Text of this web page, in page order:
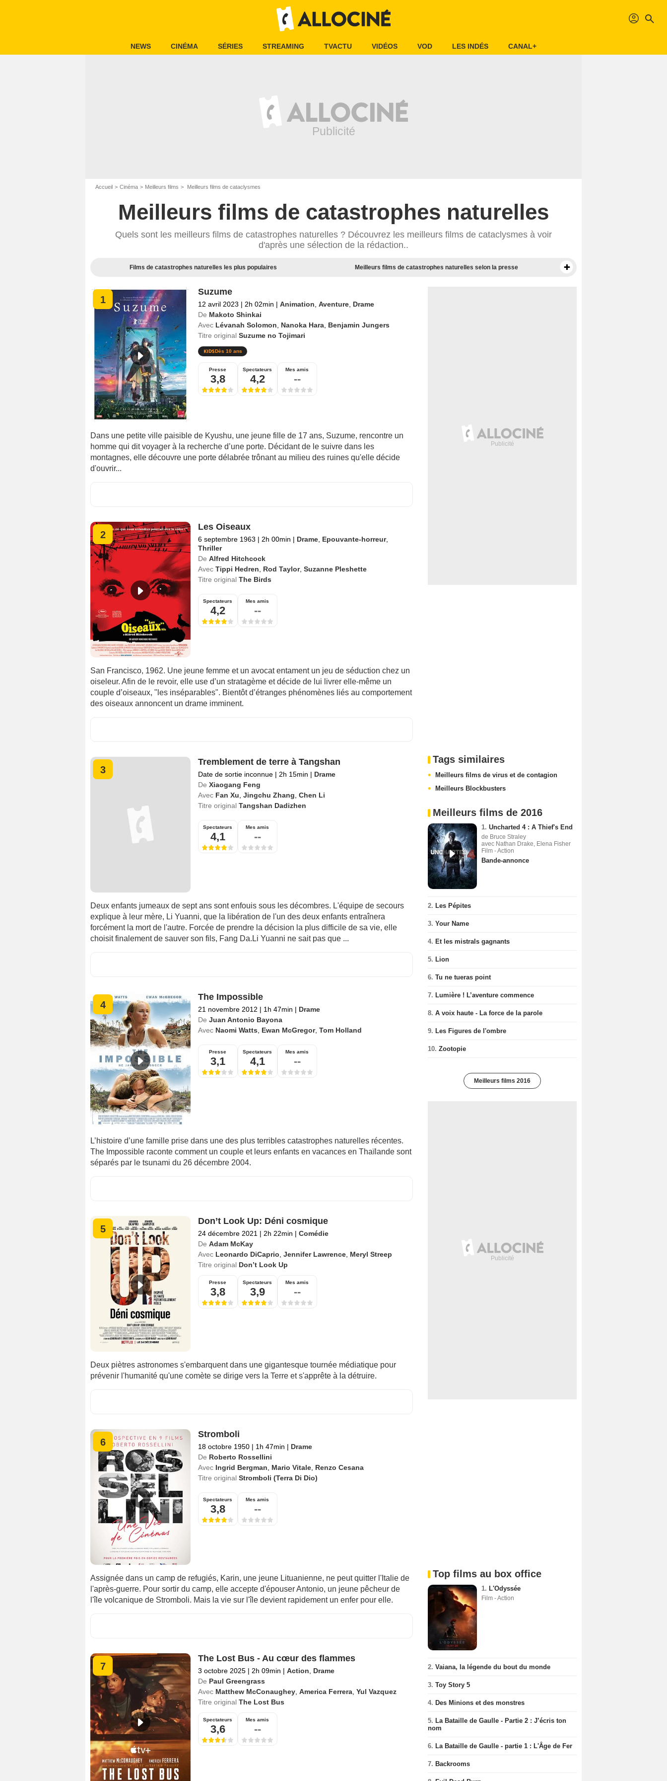
profil search
NEWS CINÉMA SÉRIES STREAMING TVACTU VIDÉOS VOD LES INDÉS CANAL+
Accueil Cinéma Meilleurs films Meilleurs films de cataclysmes
Meilleurs films de catastrophes naturelles
Quels sont les meilleurs films de catastrophes naturelles ? Découvrez les meilleurs films de cataclysmes à voir
d'après une sélection de la rédaction..
Films de catastrophes naturelles les plus populaires Meilleurs films de catastrophes naturelles selon la presse
1
Suzume
12 avril 2023 | 2h 02min | Animation Aventure, Drame
De Makoto Shinkai
Avec Lévanah Solomon Nanoka Hara, Benjamin Jungers
Titre original Suzume no Tojimari
Dès 10 ans
Presse
3,8
Spectateurs
4,2
Mes amis
--
Dans une petite ville paisible de Kyushu, une jeune fille de 17 ans, Suzume, rencontre un
homme qui dit voyager à la recherche d’une porte. Décidant de le suivre dans les
montagnes, elle découvre une porte délabrée trônant au milieu des ruines qu'elle décide
d'ouvrir...
2
Les Oiseaux
6 septembre 1963 | 2h 00min | Drame, Epouvante-horreur,
Thriller
De Alfred Hitchcock
Avec Tippi Hedren Rod Taylor, Suzanne Pleshette
Titre original The Birds
Spectateurs
4,2
Mes amis
--
San Francisco, 1962. Une jeune femme et un avocat entament un jeu de séduction chez un
oiseleur. Afin de le revoir, elle use d’un stratagème et décide de lui livrer elle-même un
couple d’oiseaux, "les inséparables". Bientôt d’étranges phénomènes liés au comportement
des oiseaux annoncent un drame imminent.
3
Tremblement de terre à Tangshan
Date de sortie inconnue | 2h 15min | Drame
De Xiaogang Feng
Avec Fan Xu Jingchu Zhang Chen Li
Titre original Tangshan Dadizhen
Spectateurs
4,1
Mes amis
--
Deux enfants jumeaux de sept ans sont enfouis sous les décombres. L'équipe de secours
explique à leur mère, Li Yuanni, que la libération de l'un des deux enfants entraînera
forcément la mort de l'autre. Forcée de prendre la décision la plus difficile de sa vie, elle
choisit finalement de sauver son fils, Fang Da.Li Yuanni ne sait pas que ...
4
The Impossible
21 novembre 2012 | 1h 47min | Drame
De Juan Antonio Bayona
Avec Naomi Watts, Ewan McGregor, Tom Holland
Presse
3,1
Spectateurs
4,1
Mes amis
--
L’histoire d’une famille prise dans une des plus terribles catastrophes naturelles récentes.
The Impossible raconte comment un couple et leurs enfants en vacances en Thaïlande sont
séparés par le tsunami du 26 décembre 2004.
5
Don’t Look Up: Déni cosmique
24 décembre 2021 | 2h 22min | Comédie
De Adam McKay
Avec Leonardo DiCaprio, Jennifer Lawrence, Meryl Streep
Titre original Don’t Look Up
Presse
3,8
Spectateurs
3,9
Mes amis
--
Deux piètres astronomes s'embarquent dans une gigantesque tournée médiatique pour
prévenir l'humanité qu'une comète se dirige vers la Terre et s'apprête à la détruire.
6
Stromboli
18 octobre 1950 | 1h 47min | Drame
De Roberto Rossellini
Avec Ingrid Bergman, Mario Vitale, Renzo Cesana
Titre original Stromboli (Terra Di Dio)
Spectateurs
3,8
Mes amis
--
Assignée dans un camp de refugiés, Karin, une jeune Lituanienne, ne peut quitter l'Italie de
l'après-guerre. Pour sortir du camp, elle accepte d'épouser Antonio, un jeune pêcheur de
l'île volcanique de Stromboli. Mais la vie sur l'île devient rapidement un enfer pour elle.
7
The Lost Bus - Au cœur des flammes
3 octobre 2025 | 2h 09min | Action, Drame
De Paul Greengrass
Avec Matthew McConaughey, America Ferrera, Yul Vazquez
Titre original The Lost Bus
Spectateurs
3,6
Mes amis
--
Tags similaires
Meilleurs films de virus et de contagion
Meilleurs Blockbusters
Meilleurs films de 2016
1. Uncharted 4 : A Thief's End
de Bruce Straley
avec Nathan Drake, Elena Fisher
Film - Action
Bande-annonce
2. Les Pépites
3. Your Name
4. Et les mistrals gagnants
5. Lion
6. Tu ne tueras point
7. Lumière ! L’aventure commence
8. A voix haute - La force de la parole
9. Les Figures de l'ombre
10. Zootopie
Meilleurs films 2016
Top films au box office
1. L'Odyssée
Film - Action
2. Vaiana, la légende du bout du monde
3. Toy Story 5
4. Des Minions et des monstres
5. La Bataille de Gaulle - Partie 2 : J’écris ton
nom
6. La Bataille de Gaulle - partie 1 : L'Âge de Fer
7. Backrooms